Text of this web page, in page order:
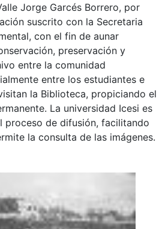
Jorge Garcés Borrero, por
suscrito con la Secretaria
con el fin de aunar
preservación y
entre la comunidad
entre los estudiantes e
la Biblioteca, propiciando el
La universidad Icesi es
proceso de difusión, facilitando
la consulta de las imágenes.